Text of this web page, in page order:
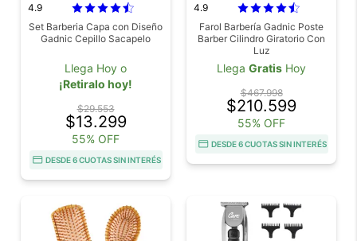
4.9
Set Barberia Capa con Diseño
Gadnic Cepillo Sacapelo
Llega Hoy o
¡Retiralo hoy!
$29.553
$13.299
55% OFF
DESDE 6 CUOTAS SIN INTERÉS
4.9
Farol Barbería Gadnic Poste
Barber Cilindro Giratorio Con
Luz
Llega Gratis Hoy
$467.998
$210.599
55% OFF
DESDE 6 CUOTAS SIN INTERÉS